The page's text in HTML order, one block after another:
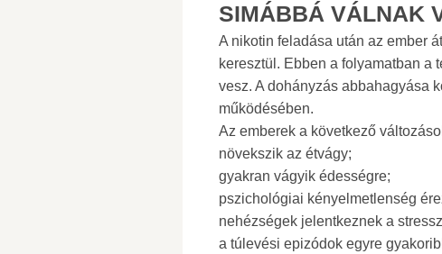
SIMÁBBÁ VÁLNAK
A nikotin feladása után az ember
keresztül. Ebben a folyamatban a
vesz. A dohányzás abbahagyása
működésében.
Az emberek a következő
növekszik az étvágy;
gyakran vágyik édességre;
pszichológiai kényelmetlenség
nehézségek jelentkeznek a
a túlevési epizódok egyre